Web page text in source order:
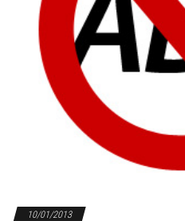
10/01/2013